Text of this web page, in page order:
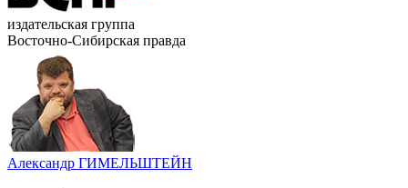
издательская группа
Восточно-Сибирская правда
Александр ГИМЕЛЬШТЕЙН